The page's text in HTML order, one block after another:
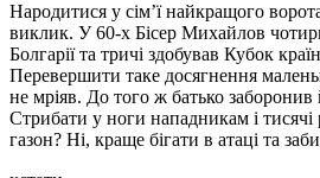
Народитися у сім’ї найкращого
виклик. У 60-х Бісер Михайлов
Болгарії та тричі здобував Кубок
Перевершити таке досягнення
не мріяв. До того ж батько заборонив
Стрибати у ноги нападникам і тисячі
газон? Ні, краще бігати в атаці та